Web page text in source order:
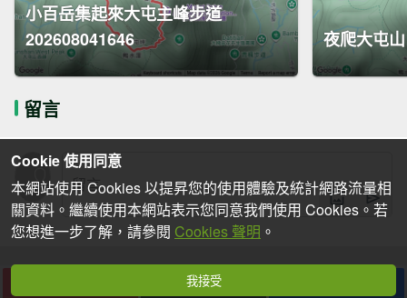
小百岳集起來大屯主峰步道
202608041646
夜爬大屯山
留言
下載
Cookie 使用同意
本網站使用 Cookies 以提昇您的使用體驗及統計網路流量相
關資料。繼續使用本網站表示您同意我們使用 Cookies。若
您想進一步了解，請參閱 Cookies 聲明 。
我接受